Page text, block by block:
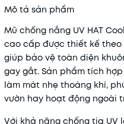
Mô tả sản phẩm
Mũ chống nắng UV HAT
cao cấp được thiết kế theo
giúp bảo vệ toàn diện
gay gắt. Sản phẩm tích
làm mát nhẹ thoáng khí,
vườn hay hoạt động ngoài
Với khả năng chống tia UV